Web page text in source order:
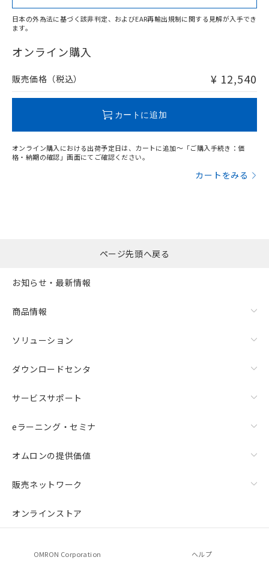
在庫等で未対応品が混在する可能性があります。
問い合わせください。
日本の外為法に基づく該非判定、およびEAR再輸出規制に関する見解が入手でき
ます。
オンライン購入
販売価格（税込） ¥ 12,540
カートに追加
オンライン購入における出荷予定日は、カートに追加～「ご購入手続き：価
格・納期の確認」画面にてご確認ください。
カートをみる
ページ先頭へ戻る
お知らせ・最新情報
商品情報
ソリューション
ダウンロードセンタ
サービスサポート
eラーニング・セミナ
オムロンの提供価値
販売ネットワーク
オンラインストア
OMRON Corporation ヘルプ